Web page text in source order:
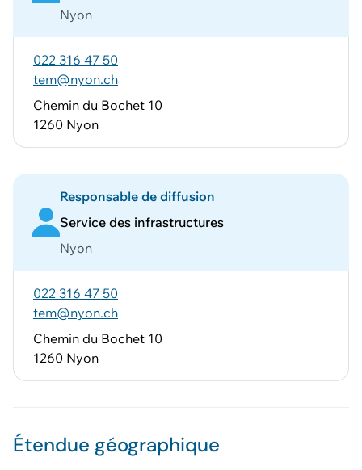
Nyon
022 316 47 50
tem@nyon.ch
Chemin du Bochet 10
1260 Nyon
Responsable de diffusion
Service des infrastructures
Nyon
022 316 47 50
tem@nyon.ch
Chemin du Bochet 10
1260 Nyon
Étendue géographique